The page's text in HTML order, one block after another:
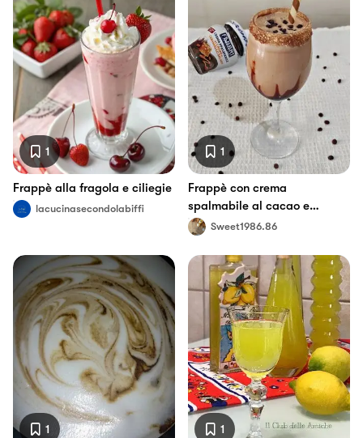
1
Frappè alla fragola e ciliegie
lacucinasecondolabiffi
1
Frappè con crema
spalmabile al cacao e
caramello salato
Sweet1986.86
1 1